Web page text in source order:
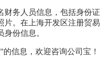
财务人员信息，包括身份证
片。在上海开发区注册贸易
份信息。
”的信息，欢迎咨询公司宝！